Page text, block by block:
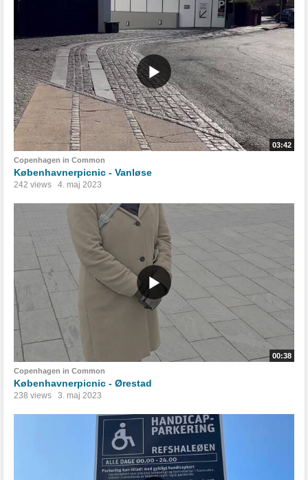
03:42
Copenhagen in Common
Københavnerpicnic - Vanløse
242 views 4. maj 2023
00:38
Copenhagen in Common
Københavnerpicnic - Ørestad
238 views 3. maj 2023